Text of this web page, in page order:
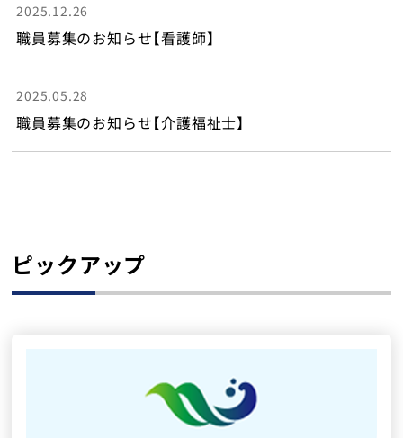
2025.12.26
職員募集のお知らせ【看護師】
2025.05.28
職員募集のお知らせ【介護福祉士】
ピックアップ